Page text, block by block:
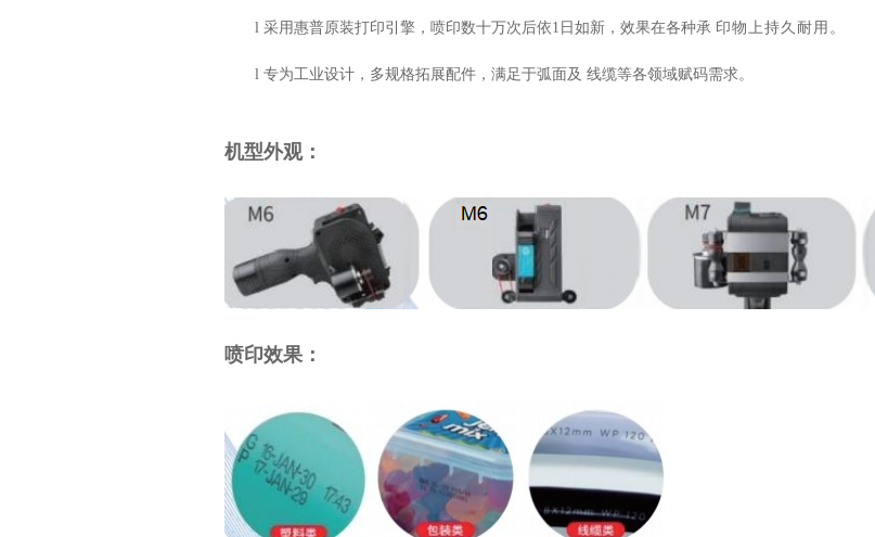
l 采用惠普原装打印引擎，喷印数十万次后依1日如新，效果在各种承 印物上持久耐用。
l 专为工业设计，多规格拓展配件，满足于弧面及 线缆等各领域赋码需求。
机型外观：
喷印效果：